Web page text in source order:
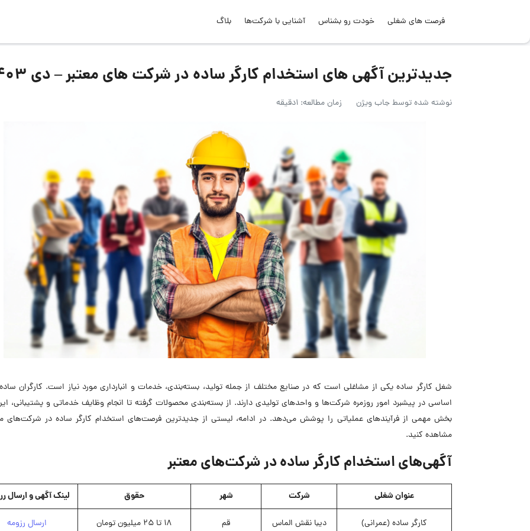
فرصت های شغلی خودت رو بشناس آشنایی با شرکت‌ها بلاگ
جدیدترین آگهی های استخدام کارگر ساده در شرکت های معتبر – دی 1403
نوشته شده توسطجاب ویژن زمان مطالعه: 1دقیقه
شغل کارگر ساده یکی از مشاغلی است که در صنایع مختلف از جمله تولید، بسته‌بندی، خدمات و انبارداری مورد نیاز است. کارگران
اساسی در پیشبرد امور روزمره شرکت‌ها و واحدهای تولیدی دارند. از بسته‌بندی محصولات گرفته تا انجام وظایف خدماتی و پشتیبانی،
بخش مهمی از فرآیندهای عملیاتی را پوشش می‌دهد. در ادامه، لیستی از جدیدترین فرصت‌های استخدام کارگر ساده در شرکت‌های
مشاهده کنید.
آگهی‌های استخدام کارگر ساده در شرکت‌های معتبر
عنوان شغلی شرکت شهر حقوق لینک آگهی و ارسال
کارگر ساده (عمرانی) دیبا نقش الماس قم 18 تا 25 میلیون تومان ارسال رزومه